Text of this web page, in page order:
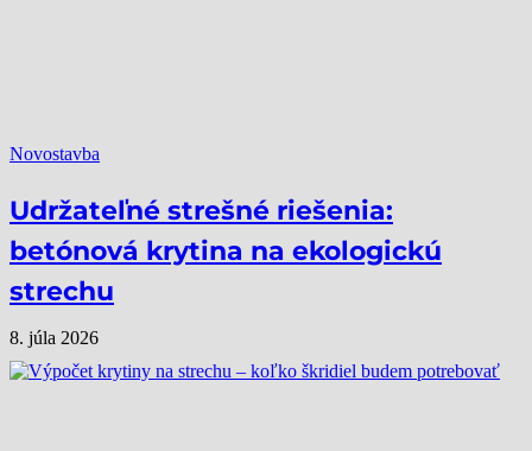
Novostavba
Udržateľné strešné riešenia:
betónová krytina na ekologickú
strechu
8. júla 2026